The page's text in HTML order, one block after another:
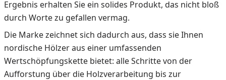
Ergebnis erhalten Sie ein solides Produkt, das nicht bloß
durch Worte zu gefallen vermag.
Die Marke zeichnet sich dadurch aus, dass sie Ihnen
nordische Hölzer aus einer umfassenden
Wertschöpfungskette bietet: alle Schritte von der
Aufforstung über die Holzverarbeitung bis zur